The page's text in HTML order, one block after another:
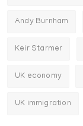
Andy Burnham
Keir Starmer
UK economy
UK immigration